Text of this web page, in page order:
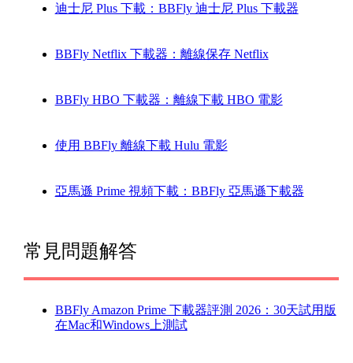
迪士尼 Plus 下載：BBFly 迪士尼 Plus 下載器
BBFly Netflix 下載器：離線保存 Netflix
BBFly HBO 下載器：離線下載 HBO 電影
使用 BBFly 離線下載 Hulu 電影
亞馬遜 Prime 視頻下載：BBFly 亞馬遜下載器
常見問題解答
BBFly Amazon Prime 下載器評測 2026：30天試用版
在Mac和Windows上測試